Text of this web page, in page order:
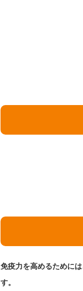
免疫力を高めるために
す。